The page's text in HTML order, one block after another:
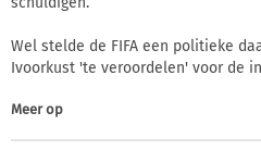
Wel stelde de FIFA een politieke
Ivoorkust 'te veroordelen' voor de
Meer op